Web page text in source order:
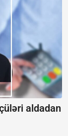
aldadan